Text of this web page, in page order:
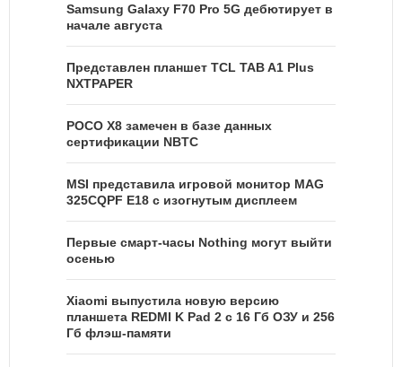
Samsung Galaxy F70 Pro 5G дебютирует в
начале августа
Представлен планшет TCL TAB A1 Plus
NXTPAPER
POCO X8 замечен в базе данных
сертификации NBTC
MSI представила игровой монитор MAG
325CQPF E18 с изогнутым дисплеем
Первые смарт-часы Nothing могут выйти
осенью
Xiaomi выпустила новую версию
планшета REDMI K Pad 2 с 16 Гб ОЗУ и 256
Гб флэш-памяти